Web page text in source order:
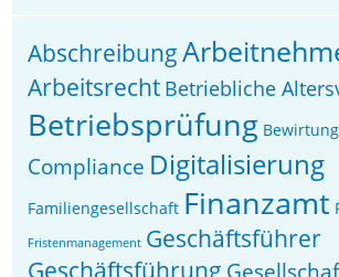
Abschreibung
Arbeitsrecht Betriebliche
Betriebsprüfung
Compliance Digitalisierung
Familiengesellschaft Finanzamt
Fristenmanagement Geschäftsführer
Geschäftsführung